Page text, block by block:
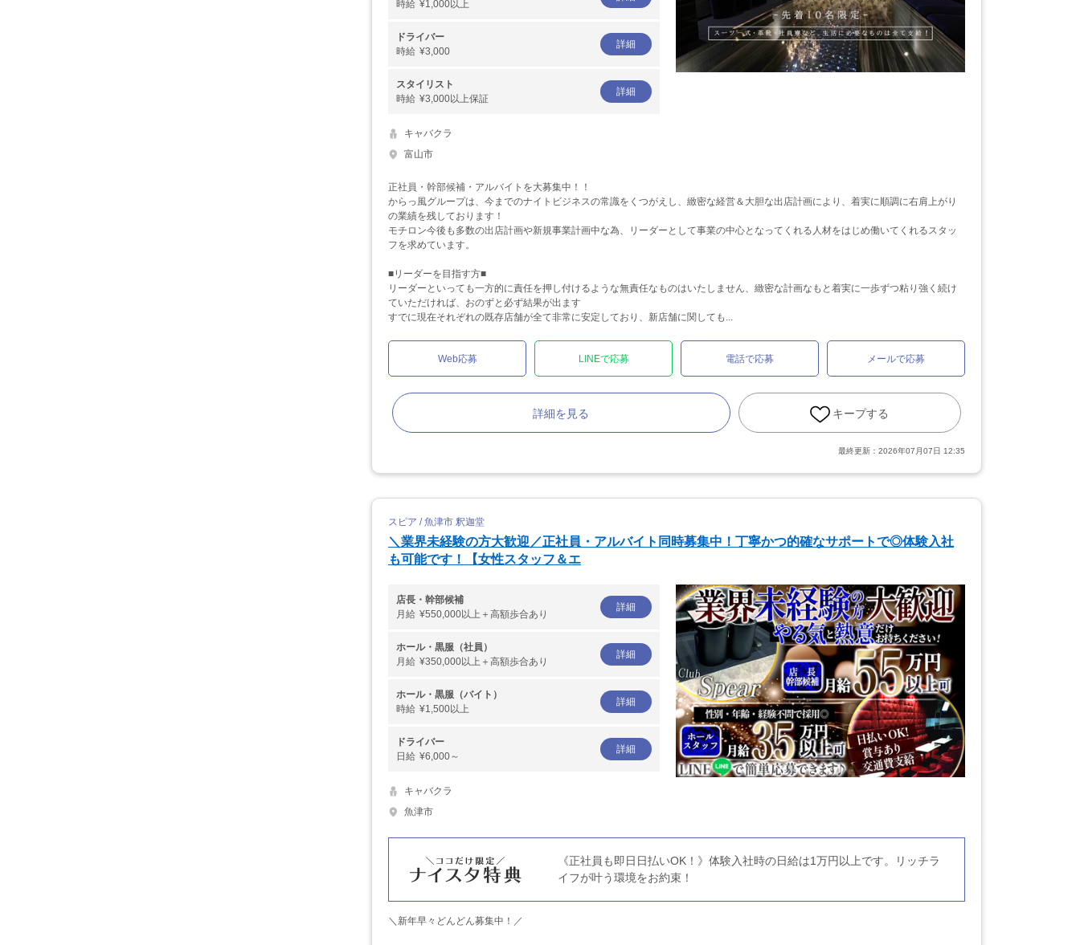
時給 ¥1,000以上
ドライバー
時給 ¥3,000
詳細
スタイリスト
時給 ¥3,000以上保証
詳細
キャバクラ
富山市
正社員・幹部候補・アルバイトを大募集中！！
からっ風グループは、今までのナイトビジネスの常識をくつがえし、緻密な経営＆大胆な出店計画により、着実に順調に右肩上がり
の業績を残しております！
モチロン今後も多数の出店計画や新規事業計画中な為、リーダーとして事業の中心となってくれる人材をはじめ働いてくれるスタッ
フを求めています。
■リーダーを目指す方■
リーダーといっても一方的に責任を押し付けるような無責任なものはいたしません、緻密な計画なもと着実に一歩ずつ粘り強く続け
ていただければ、おのずと必ず結果が出ます
すでに現在それぞれの既存店舗が全て非常に安定しており、新店舗に関しても...
Web応募 LINEで応募 電話で応募 メールで応募
詳細を見る キープする
最終更新： 2026年07月07日 12:35
スピア / 魚津市 釈迦堂
＼業界未経験の方大歓迎／正社員・アルバイト同時募集中！丁寧かつ的確なサポートで◎体験入社
も可能です！【女性スタッフ＆エ
店長・幹部候補
月給 ¥550,000以上＋高額歩合あり
詳細
ホール・黒服（社員）
月給 ¥350,000以上＋高額歩合あり
詳細
ホール・黒服（バイト）
時給 ¥1,500以上
詳細
ドライバー
日給 ¥6,000～
詳細
キャバクラ
魚津市
《正社員も即日日払いOK！》体験入社時の日給は1万円以上です。リッチラ
イフが叶う環境をお約束！
＼新年早々どんどん募集中！／